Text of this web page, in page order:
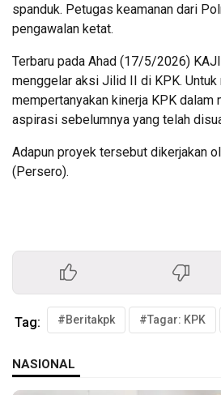
spanduk. Petugas keamanan dari
pengawalan ketat.
Terbaru pada Ahad (17/5/2026)
menggelar aksi Jilid II di KPK. Untuk
mempertanyakan kinerja KPK dalam
aspirasi sebelumnya yang telah
Adapun proyek tersebut dikerjakan
(Persero).
Tag: #Beritakpk #Tagar: KPK
NASIONAL